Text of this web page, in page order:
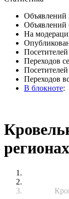
Объявлений
Объявлений
На
Посетителей
Переходов
Посетителей
Переходов
В блокноте:
регионах